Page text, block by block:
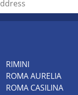
RIMINI
ROMA AURELIA
ROMA CASILINA